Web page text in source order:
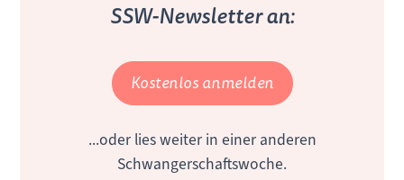
SSW-Newsletter an:
Kostenlos anmelden
...oder lies weiter in einer anderen
Schwangerschaftswoche.